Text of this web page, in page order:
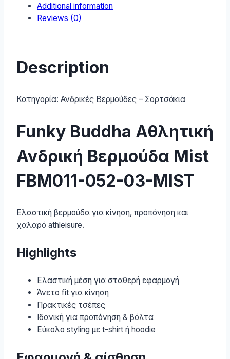
03-
MIST
Additional information
Reviews (0)
Description
Κατηγορία: Ανδρικές Βερμούδες – Σορτσάκια
Funky Buddha Αθλητική
Ανδρική Βερμούδα Mist
FBM011-052-03-MIST
Ελαστική βερμούδα για κίνηση, προπόνηση και
χαλαρό athleisure.
Highlights
Ελαστική μέση για σταθερή εφαρμογή
Άνετο fit για κίνηση
Πρακτικές τσέπες
Ιδανική για προπόνηση & βόλτα
Εύκολο styling με t-shirt ή hoodie